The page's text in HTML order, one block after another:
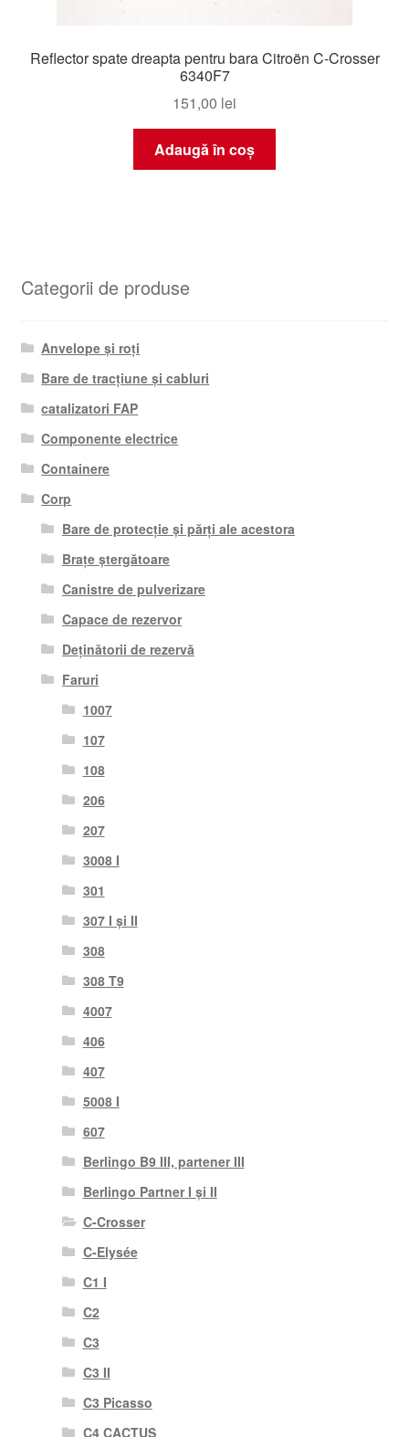
Reflector spate dreapta pentru bara Citroën C-Crosser
6340F7
151,00 lei
Adaugă în coș
Categorii de produse
Anvelope și roți
Bare de tracțiune și cabluri
catalizatori FAP
Componente electrice
Containere
Corp
Bare de protecție și părți ale acestora
Brațe ștergătoare
Canistre de pulverizare
Capace de rezervor
Deținătorii de rezervă
Faruri
1007
107
108
206
207
3008 I
301
307 I și II
308
308 T9
4007
406
407
5008 I
607
Berlingo B9 III, partener III
Berlingo Partner I și II
C-Crosser
C-Elysée
C1 I
C2
C3
C3 II
C3 Picasso
C4 CACTUS